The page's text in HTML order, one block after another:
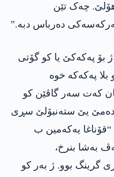
ھۆلێ. چەک تێن
دەرباس دبە.”
ژ بۆ پەکەکێ یا کو گۆتی
پەکەکە خوە
کەت سەر گاڤێن کو
دەمێ یێ ستەنبۆلێ سڕی
یەکەمین ب
بەشا بنرخ،
گرینگ بوو. ژ بەر کو